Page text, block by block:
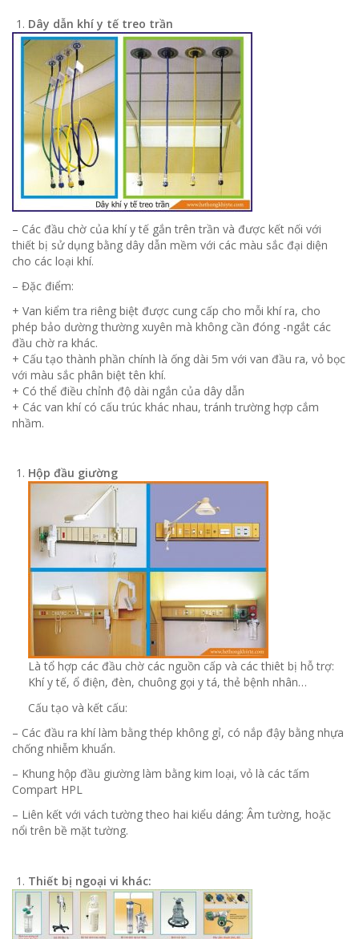
Dây dẫn khí y tế treo trần
– Các đầu chờ của khí y tế gắn trên trần và được kết nối với
thiết bị sử dụng bằng dây dẫn mềm với các màu sắc đại diện
cho các loại khí.
– Đặc điểm:
+ Van kiểm tra riêng biệt được cung cấp cho mỗi khí ra, cho
phép bảo dường thường xuyên mà không cần đóng -ngắt các
đầu chờ ra khác.
+ Cấu tạo thành phần chính là ống dài 5m với van đầu ra, vỏ bọc
với màu sắc phân biệt tên khí.
+ Có thể điều chỉnh độ dài ngắn của dây dẫn
+ Các van khí có cấu trúc khác nhau, tránh trường hợp cắm
nhầm.
Hộp đầu giường
Là tổ hợp các đầu chờ các nguồn cấp và các thiêt bị hỗ trợ:
Khí y tế, ổ điện, đèn, chuông gọi y tá, thẻ bệnh nhân…
Cấu tạo và kết cấu:
– Các đầu ra khí làm bằng thép không gỉ, có nắp đậy bằng nhựa
chống nhiễm khuẩn.
– Khung hộp đầu giường làm bằng kim loại, vỏ là các tấm
Compart HPL
– Liên kết với vách tường theo hai kiểu dáng: Âm tường, hoặc
nổi trên bề mặt tường.
Thiết bị ngoại vi khác: